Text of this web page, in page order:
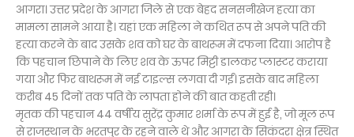
आगरा। उत्तर प्रदेश के आगरा जिले से एक बेहद सनसनीखेज हत्या का
मामला सामने आया है। यहां एक महिला ने कथित रूप से अपने पति की
हत्या करने के बाद उसके शव को घर के बाथरूम में दफना दिया। आरोप है
कि पहचान छिपाने के लिए शव के ऊपर मिट्टी डालकर प्लास्टर कराया
गया और फिर बाथरूम में नई टाइल्स लगवा दी गईं। इसके बाद महिला
करीब 45 दिनों तक पति के लापता होने की बात कहती रही।
मृतक की पहचान 44 वर्षीय सुरेंद्र कुमार शर्मा के रूप में हुई है, जो मूल रूप
से राजस्थान के भरतपुर के रहने वाले थे और आगरा के सिकंदरा क्षेत्र स्थित